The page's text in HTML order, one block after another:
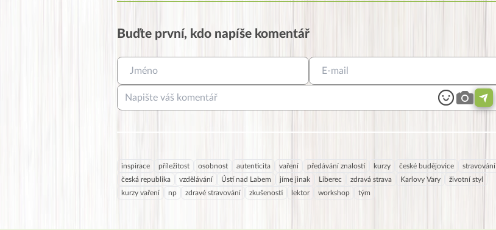
Buďte první, kdo napíše komentář
inspirace příležitost osobnost autenticita vaření předávání znalostí kurzy české budějovice
stravování
česká republika
vzdělávání Ústí nad Labem jíme jinak Liberec zdravá strava Karlovy Vary
životní styl
kurzy vaření
np zdravé stravování zkušenosti lektor workshop tým